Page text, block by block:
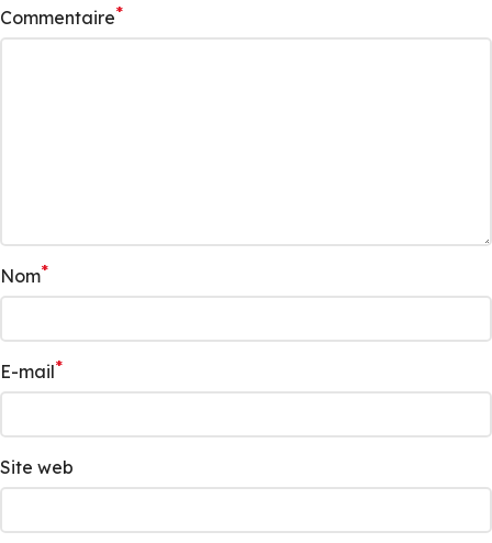
Commentaire*
Nom*
E-mail*
Site web